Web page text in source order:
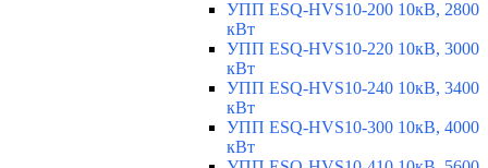
УПП ESQ-HVS10-200 10кВ, 2800
кВт
УПП ESQ-HVS10-220 10кВ, 3000
кВт
УПП ESQ-HVS10-240 10кВ, 3400
кВт
УПП ESQ-HVS10-300 10кВ, 4000
кВт